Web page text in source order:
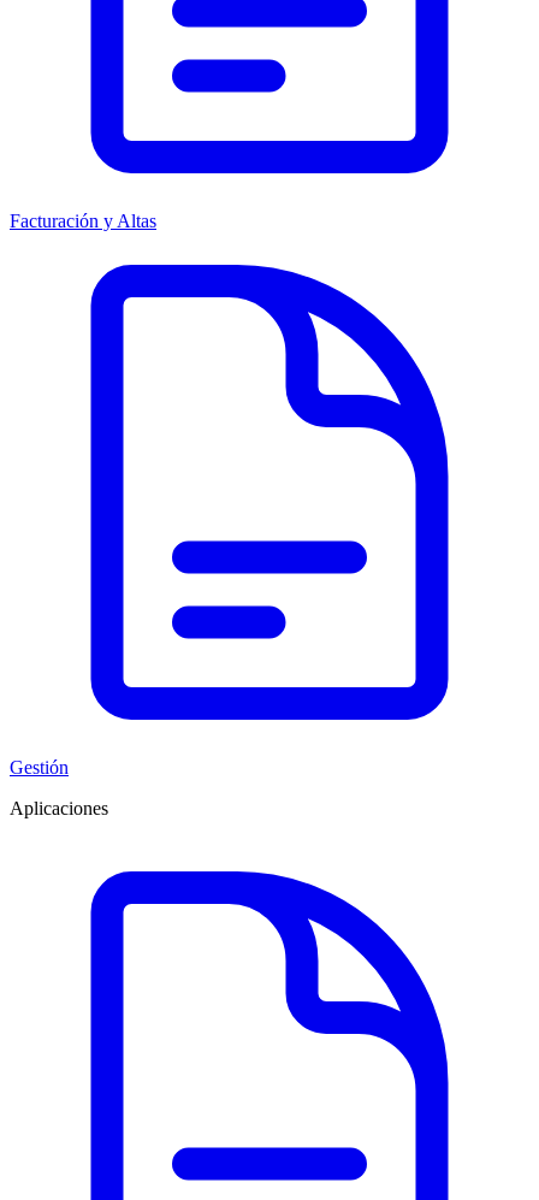
Facturación y Altas
Gestión
Aplicaciones